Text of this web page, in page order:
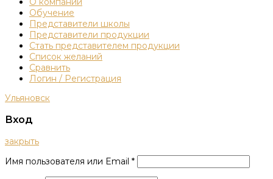
Обучение
Представители школы
Представители продукции
Стать представителем продукции
Список желаний
Сравнить
Логин / Регистрация
Ульяновск
Вход
закрыть
Имя пользователя или Email *